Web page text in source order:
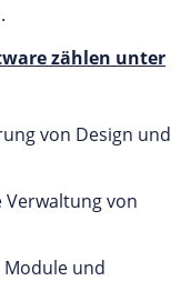
zählen unter
von Design und
von
und